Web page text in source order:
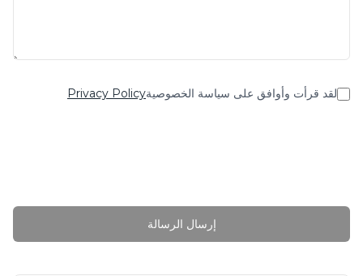
لقد قرأت وأوافق على سياسة الخصوصيةPrivacy Policy
إرسال الرسالة